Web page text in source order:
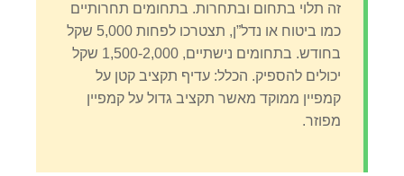
זה תלוי בתחום ובתחרות. בתחומים תחרותיים
כמו ביטוח או נדל”ן, תצטרכו לפחות 5,000 שקל
בחודש. בתחומים נישתיים, 1,500-2,000 שקל
יכולים להספיק. הכלל: עדיף תקציב קטן על
קמפיין ממוקד מאשר תקציב גדול על קמפיין
מפוזר.